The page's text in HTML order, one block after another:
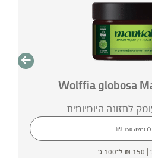
לתזונה היומיומית
לרכישה ₪ 150
₪ 150 ל־100 ג'